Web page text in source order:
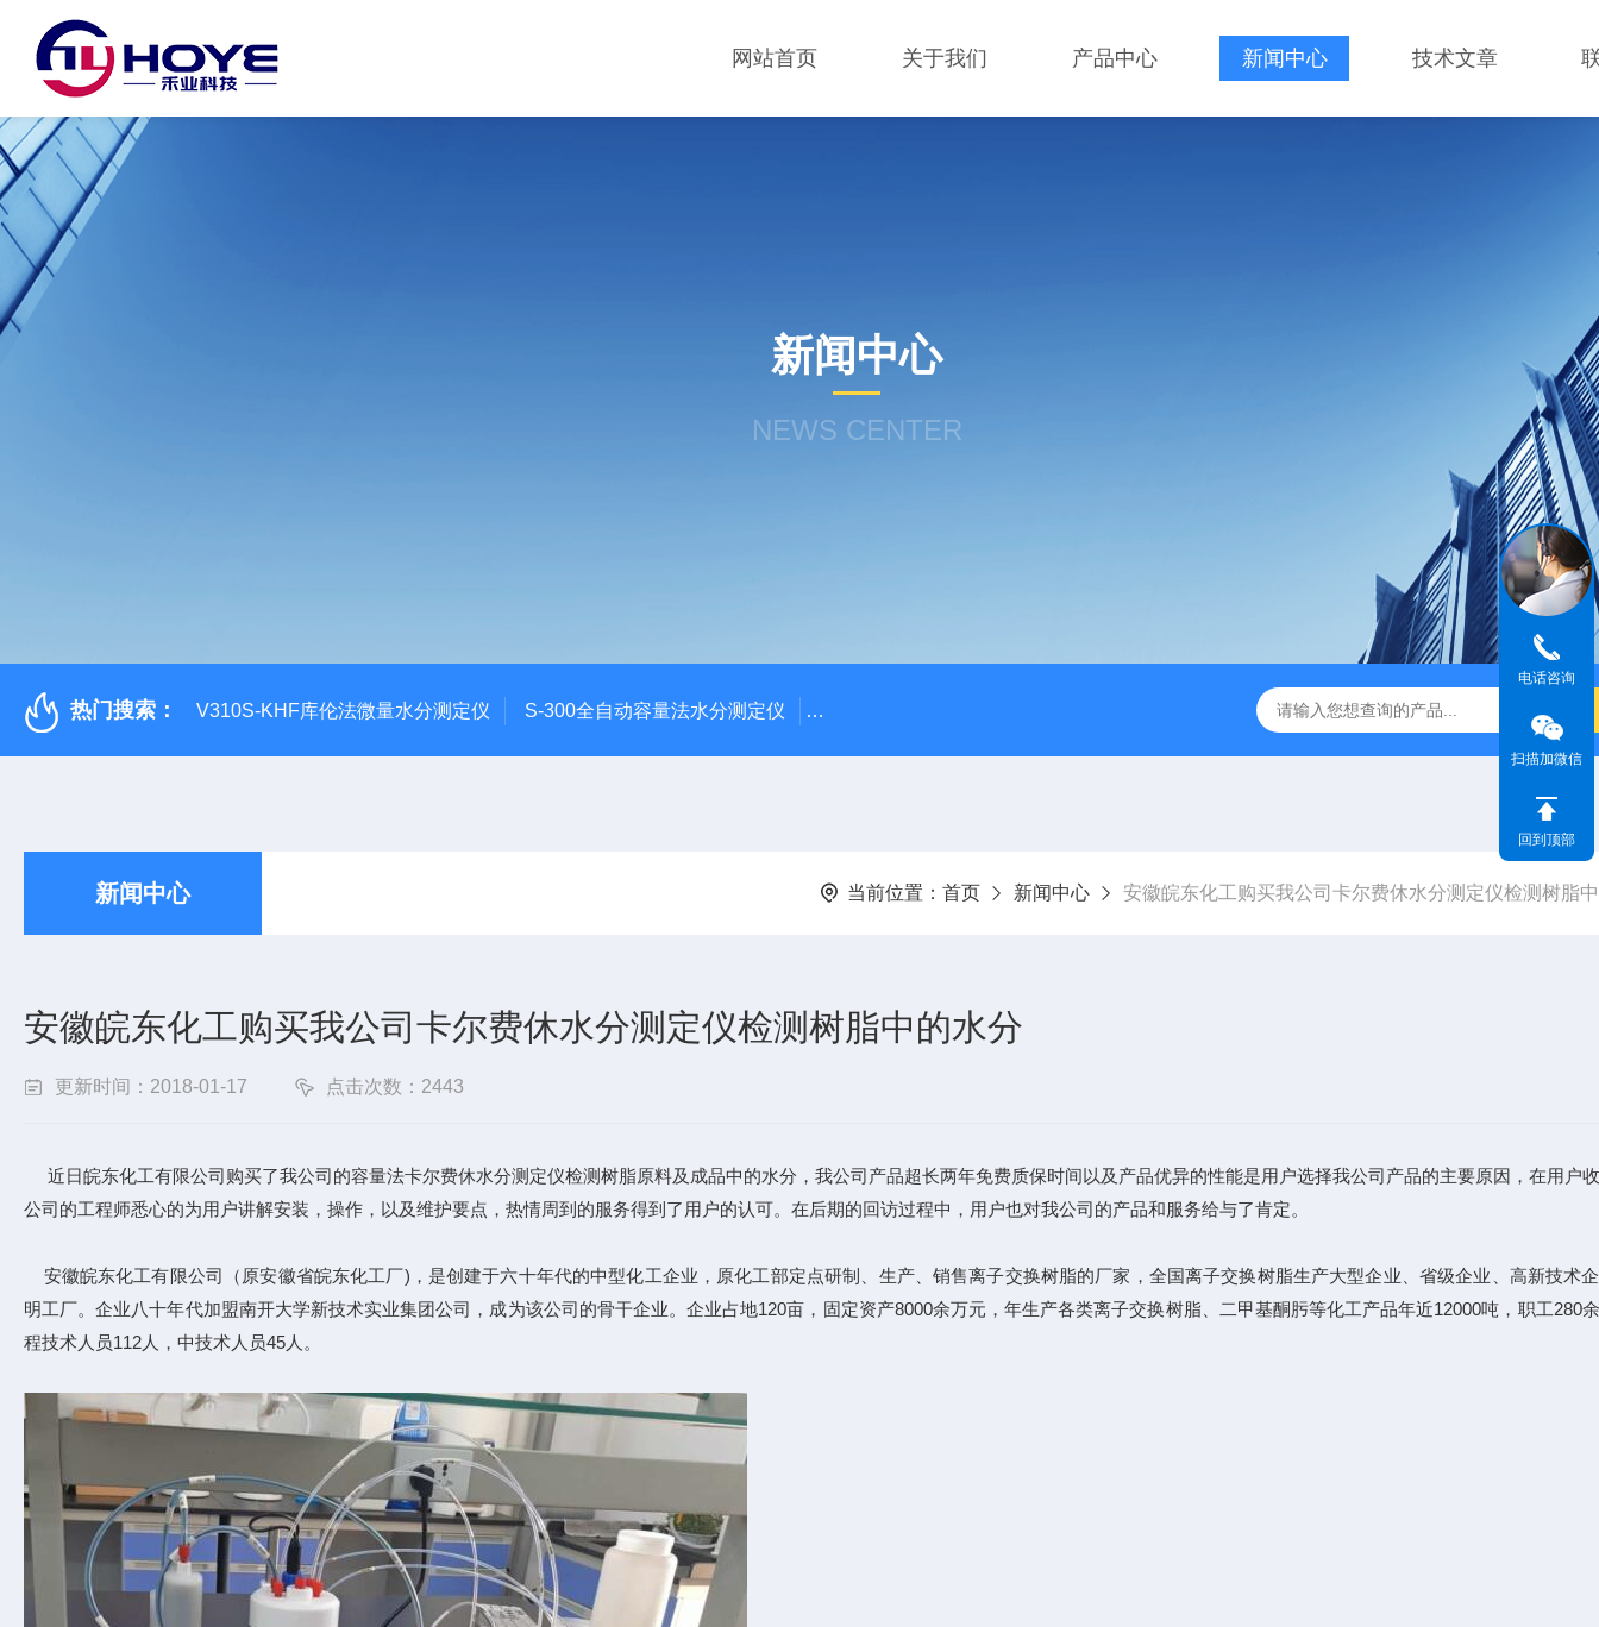
网站首页 关于我们 产品中心 新闻中心 技术文章
新闻中心
NEWS CENTER
热门搜索： V310S-KHF库伦法微量水分测定仪 S-300全自动容量法水分测定仪 S-300全自动容量法卡尔费休水分测定仪 A310快速卤素水分测定仪 V-310库伦法微量
新闻中心 当前位置： 首页 新闻中心 安徽皖东化工购买我公司卡尔费休水分测定仪检测树脂
安徽皖东化工购买我公司卡尔费休水分测定仪检测树脂中的水分
更新时间：2018-01-17 点击次数：2443
近日皖东化工有限公司购买了我公司的容量法卡尔费休水分测定仪检测树脂原料及成品中的水分，我公司产品超长两年免费质保时间以及产品优异的性能是用户选择我公司产品的主要原因，在用户
公司的工程师悉心的为用户讲解安装，操作，以及维护要点，热情周到的服务得到了用户的认可。在后期的回访过程中，用户也对我公司的产品和服务给与了肯定。
安徽皖东化工有限公司（原安徽省皖东化工厂)，是创建于六十年代的中型化工企业，原化工部定点研制、生产、销售离子交换树脂的厂家，全国离子交换树脂生产大型企业、省级企业、高新技术
明工厂。企业八十年代加盟南开大学新技术实业集团公司，成为该公司的骨干企业。企业占地120亩，固定资产8000余万元，年生产各类离子交换树脂、二甲基酮肟等化工产品年近12000吨，职工280
程技术人员112人，中技术人员45人。
电话咨询
扫描加微信
回到顶部